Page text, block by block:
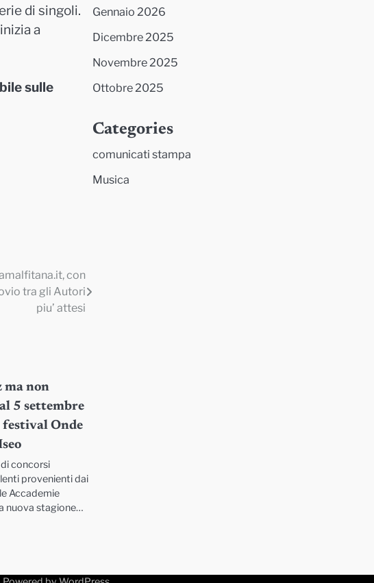
di singoli.
a
sulle
con
tra gli Autori
piu’ attesi
ma non
5 settembre
festival Onde
concorsi
provenienti dai
Accademie
nuova stagione…
Gennaio 2026
Dicembre 2025
Novembre 2025
Ottobre 2025
Categories
comunicati stampa
Musica